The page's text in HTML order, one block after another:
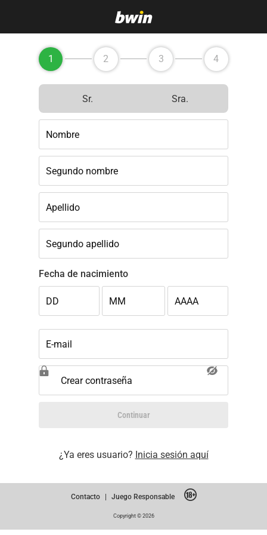
1 2 3 4
Sr. Sra.
Nombre
Segundo nombre
Apellido
Segundo apellido
Fecha de nacimiento
DD MM AAAA
E-mail
Crear contraseña
Continuar
¿Ya eres usuario? Inicia sesión aquí
Contacto | Juego Responsable
Copyright © 2026